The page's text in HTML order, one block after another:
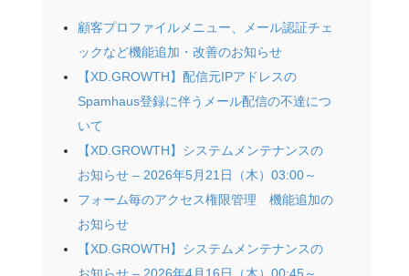
顧客プロファイルメニュー、メール認証チェ
ックなど機能追加・改善のお知らせ
【XD.GROWTH】配信元IPアドレスの
Spamhaus登録に伴うメール配信の不達につ
いて
【XD.GROWTH】システムメンテナンスの
お知らせ – 2026年5月21日（木）03:00～
フォーム毎のアクセス権限管理 機能追加の
お知らせ
【XD.GROWTH】システムメンテナンスの
お知らせ – 2026年4月16日（木）00:45～